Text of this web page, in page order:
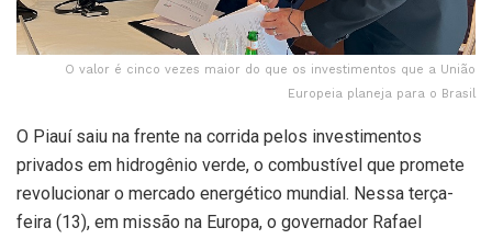
O valor é cinco vezes maior do que os investimentos que a União
Europeia planeja para o Brasil
O Piauí saiu na frente na corrida pelos investimentos
privados em hidrogênio verde, o combustível que promete
revolucionar o mercado energético mundial. Nessa terça-
feira (13), em missão na Europa, o governador Rafael